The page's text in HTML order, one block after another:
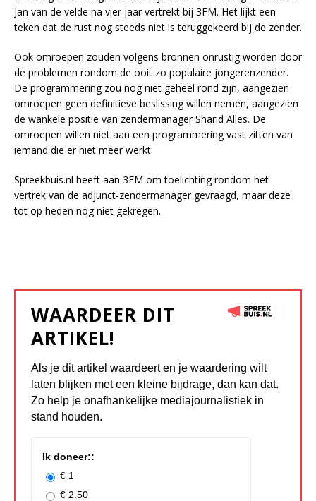
Jan van de velde na vier jaar vertrekt bij 3FM. Het lijkt een
teken dat de rust nog steeds niet is teruggekeerd bij de zender.
Ook omroepen zouden volgens bronnen onrustig worden door
de problemen rondom de ooit zo populaire jongerenzender.
De programmering zou nog niet geheel rond zijn, aangezien
omroepen geen definitieve beslissing willen nemen, aangezien
de wankele positie van zendermanager Sharid Alles. De
omroepen willen niet aan een programmering vast zitten van
iemand die er niet meer werkt.
Spreekbuis.nl heeft aan 3FM om toelichting rondom het
vertrek van de adjunct-zendermanager gevraagd, maar deze
tot op heden nog niet gekregen.
WAARDEER DIT
ARTIKEL!
Als je dit artikel waardeert en je waardering wilt
laten blijken met een kleine bijdrage, dan kan dat.
Zo help je onafhankelijke mediajournalistiek in
stand houden.
Ik doneer::
€ 1
€ 2.50